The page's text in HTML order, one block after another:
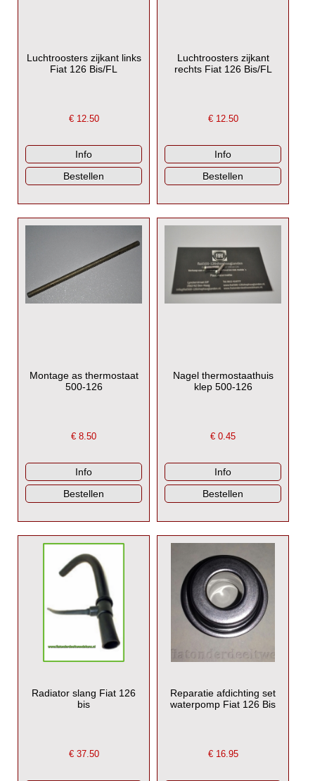
Luchtroosters zijkant links
Fiat 126 Bis/FL
€ 12.50
Luchtroosters zijkant
rechts Fiat 126 Bis/FL
€ 12.50
Montage as thermostaat
500-126
€8.50
Nagel thermostaathuis
klep 500-126
€0.45
Radiator slang Fiat 126
bis
€ 37.50
Reparatie afdichting set
waterpomp Fiat 126 Bis
€ 16.95